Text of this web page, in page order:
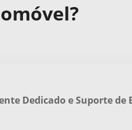
Dedicado e Suporte de